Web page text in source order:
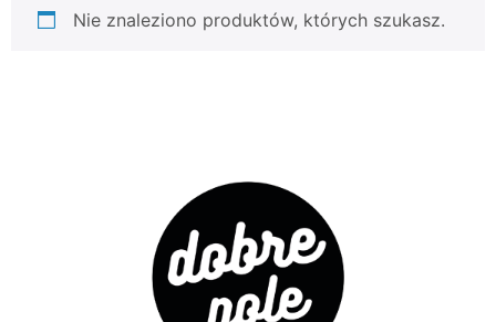
Nie znaleziono produktów, których szukasz.